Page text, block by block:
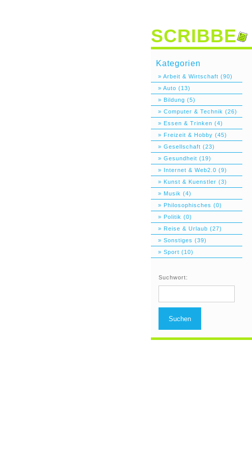
SCRIBBE
Kategorien
» Arbeit & Wirtschaft (90)
» Auto (13)
» Bildung (5)
» Computer & Technik (26)
» Essen & Trinken (4)
» Freizeit & Hobby (45)
» Gesellschaft (23)
» Gesundheit (19)
» Internet & Web2.0 (9)
» Kunst & Kuenstler (3)
» Musik (4)
» Philosophisches (0)
» Politik (0)
» Reise & Urlaub (27)
» Sonstiges (39)
» Sport (10)
Suchwort:
Suchen